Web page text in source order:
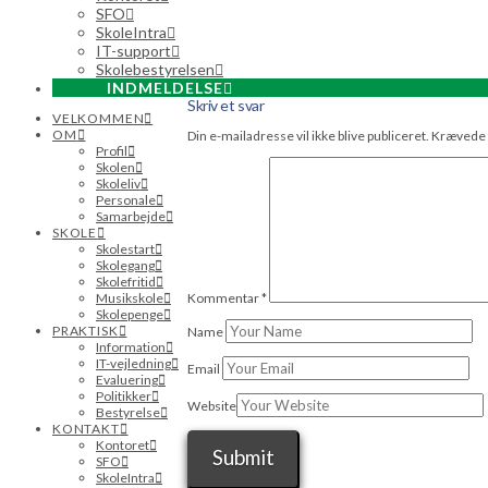
SFO
SkoleIntra
IT-support
Skolebestyrelsen
INDMELDELSE
VELKOMMEN
OM
Profil
Skolen
Skoleliv
Personale
Samarbejde
SKOLE
Skolestart
Skolegang
Skolefritid
Musikskole
Skolepenge
PRAKTISK
Information
IT-vejledning
Evaluering
Politikker
Bestyrelse
KONTAKT
Kontoret
SFO
SkoleIntra
Skriv et svar
Din e-mailadresse vil ikke blive publiceret. Krævede
Kommentar*
Name
Email
Website